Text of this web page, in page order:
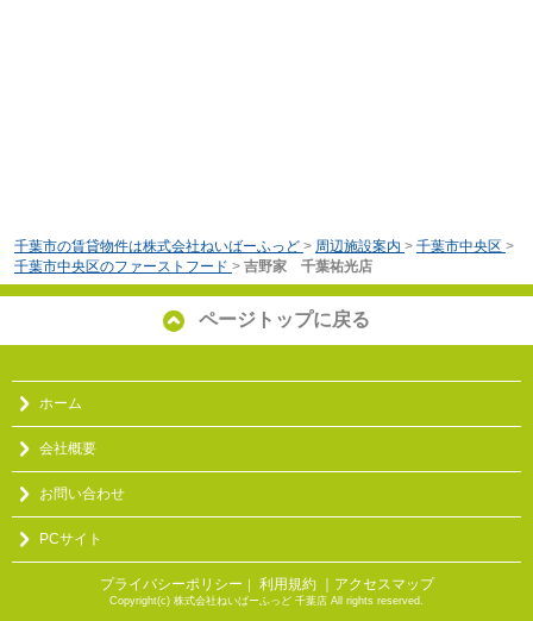
千葉市の賃貸物件は株式会社ねいばーふっど > 周辺施設案内 > 千葉市中央区 >
千葉市中央区のファーストフード > 吉野家 千葉祐光店
ページトップに戻る
ホーム
会社概要
お問い合わせ
PCサイト
プライバシーポリシー ｜ 利用規約 ｜アクセスマップ
Copyright(c) 株式会社ねいばーふっど 千葉店 All rights reserved.